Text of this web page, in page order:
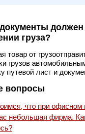
груза?
товар от
грузов
путевой лист и
вопросы
что при офисном
небольшая фирма.